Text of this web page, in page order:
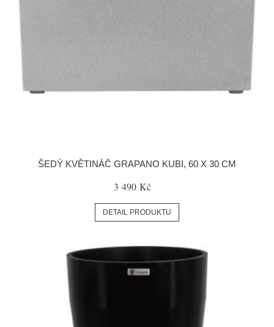
ŠEDÝ KVĚTINÁČ GRAPANO KUBI, 60 X 30 CM
3 490 Kč
DETAIL PRODUKTU